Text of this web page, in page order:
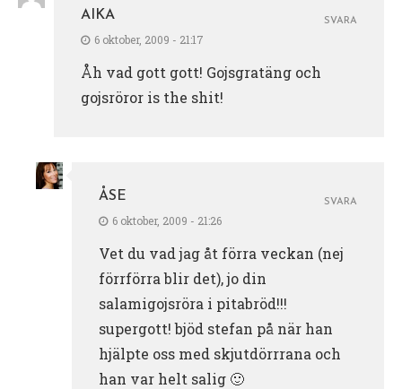
AIKA
6 oktober, 2009 - 21:17
Åh vad gott gott! Gojsgratäng och
gojsröror is the shit!
SVARA
ÅSE
6 oktober, 2009 - 21:26
Vet du vad jag åt förra veckan (nej
förrförra blir det), jo din
salamigojsröra i pitabröd!!!
supergott! bjöd stefan på när han
hjälpte oss med skjutdörrrana och
han var helt salig 🙂
SVARA